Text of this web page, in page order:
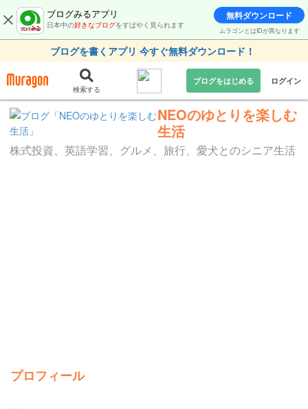
ブログみるアプリ
日本中の好きなブログをすばやく見られます
無料ダウンロード
ムラゴンとはIDが異なります
ブログを書くアプリ 今すぐ無料ダウンロード！
検索する
ブログをはじめる ログイン
NEOのゆとりを楽しむ
生活
株式投資、英語学習、グルメ、旅行、愛犬とのシニア生活
プロフィール